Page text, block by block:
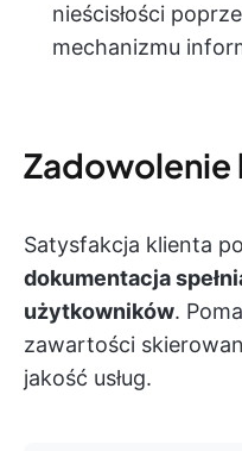
nieścisłości
mechanizmu
Zadowolenie
Satysfakcja klienta
dokumentacja
użytkowników.
zawartości
jakość usług.